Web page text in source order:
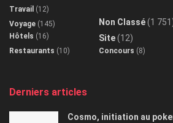
Travail (12)
Voyage (145)
Hôtels (16)
Restaurants (10)
Non Classé(1
Site(12)
Concours (8)
Derniers articles
Cosmo, initiation au